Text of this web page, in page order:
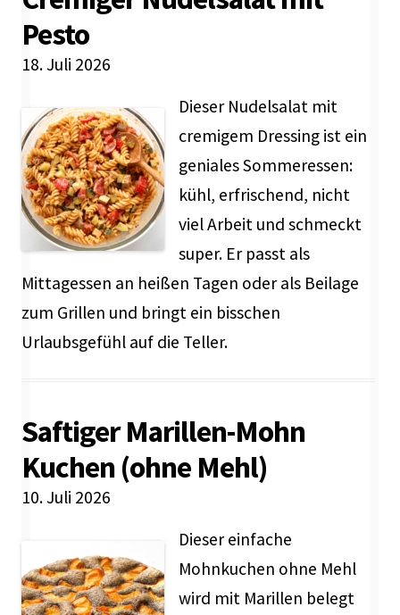
Pesto
18. Juli 2026
Dieser Nudelsalat mit
cremigem Dressing ist ein
geniales Sommeressen:
kühl, erfrischend, nicht
viel Arbeit und schmeckt
super. Er passt als
Mittagessen an heißen Tagen oder als Beilage
zum Grillen und bringt ein bisschen
Urlaubsgefühl auf die Teller.
Saftiger Marillen-Mohn
Kuchen (ohne Mehl)
10. Juli 2026
Dieser einfache
Mohnkuchen ohne Mehl
wird mit Marillen belegt